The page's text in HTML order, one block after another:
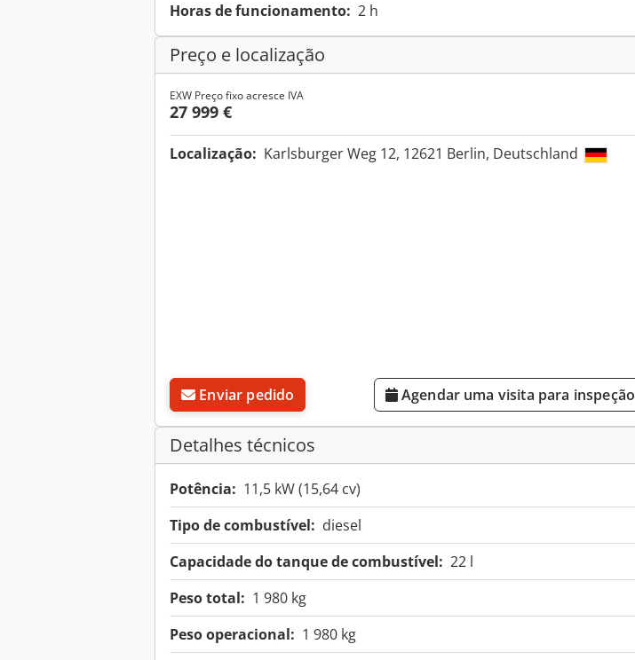
Horas de funcionamento: 2 h
Preço e localização
EXW Preço fixo acresce IVA
27 999 €
Localização: Karlsburger Weg 12, 12621 Berlin, Deutschland
Enviar pedido Agendar uma visita para inspeção
Detalhes técnicos
Potência: 11,5 kW (15,64 cv)
Tipo de combustível: diesel
Capacidade do tanque de combustível: 22 l
Peso total: 1 980 kg
Peso operacional: 1 980 kg